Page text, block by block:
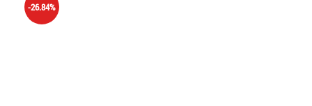
-26.84%